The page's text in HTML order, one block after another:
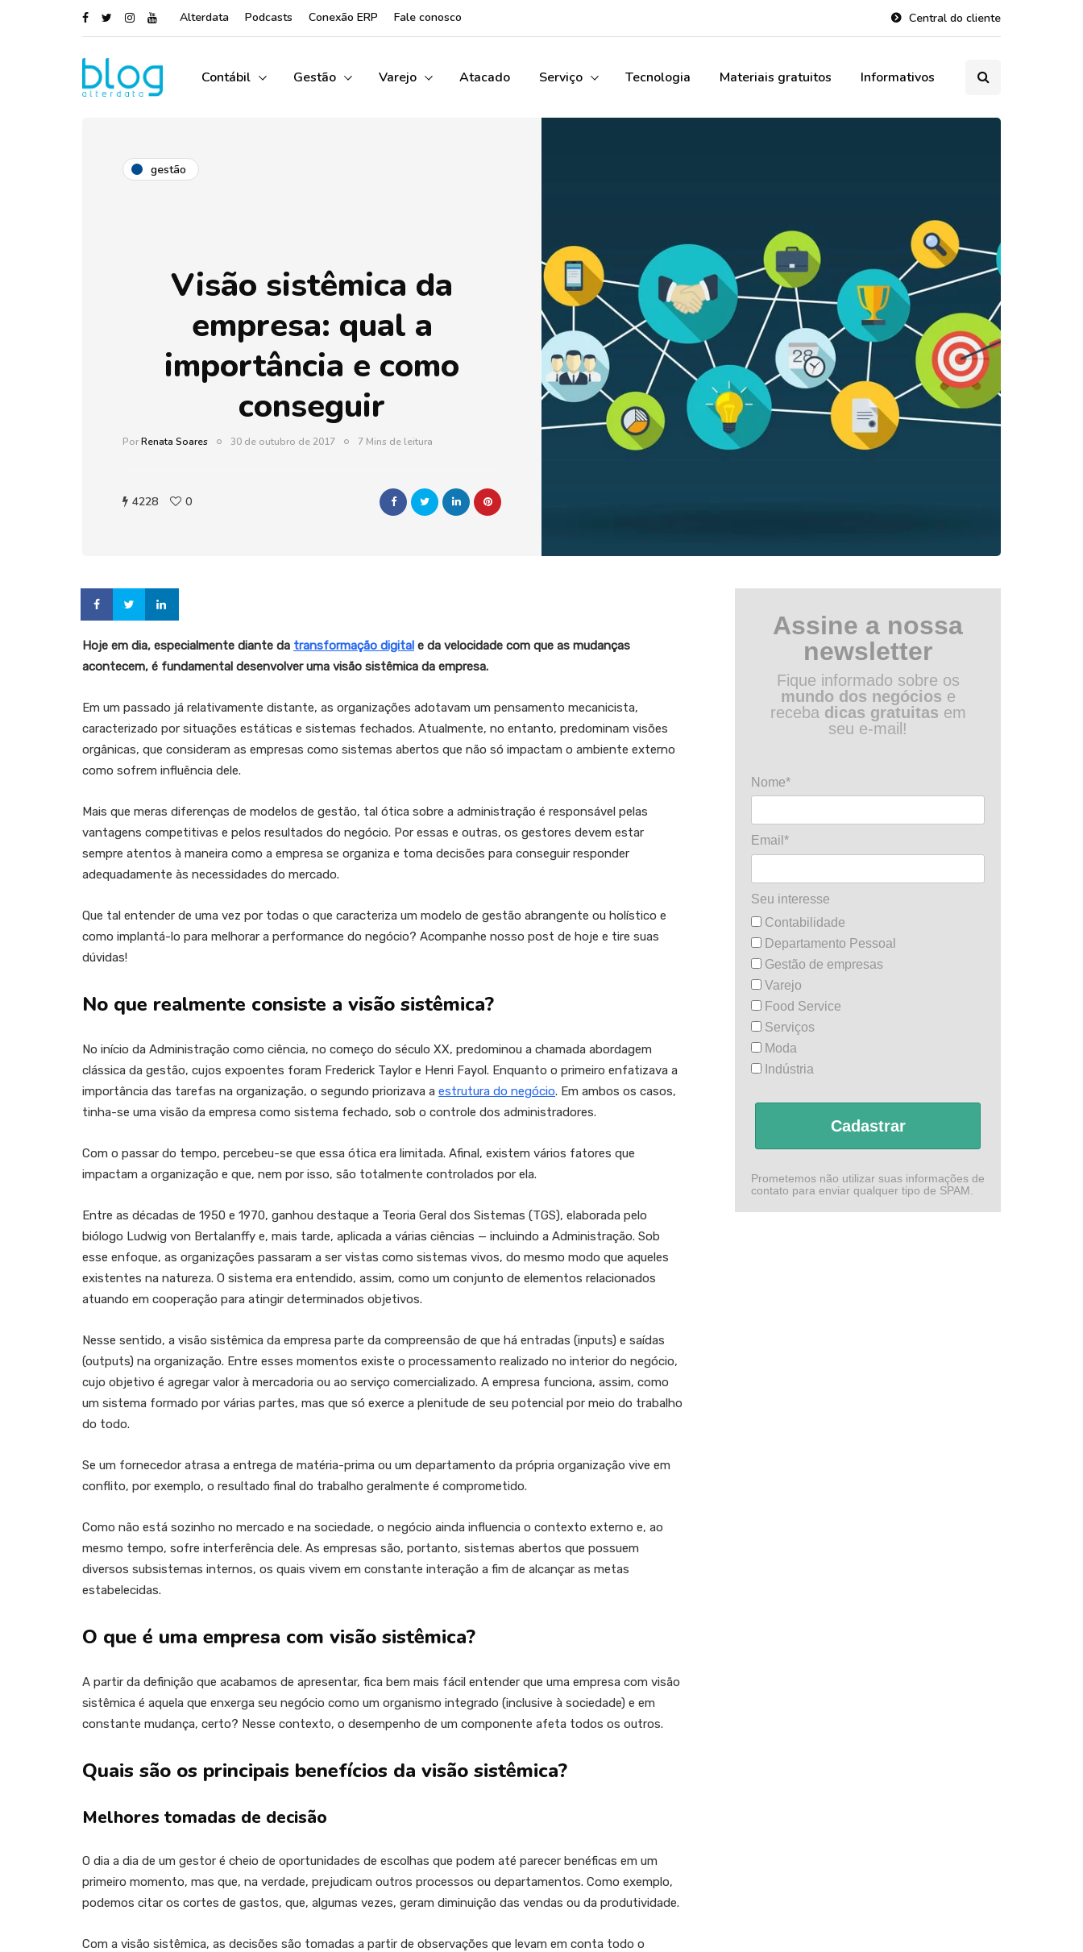
Alterdata Podcasts Conexão ERP Fale conosco Central do cliente
Contábil Gestão Varejo Atacado Serviço Tecnologia Materiais gratuitos Informativos
gestão
Visão sistêmica da
empresa: qual a
importância e como
conseguir
PorRenata Soares 30 de outubro de 2017 7 Mins de leitura
4228 0
Hoje em dia, especialmente diante da transformação digital e da velocidade com que as mudanças
acontecem, é fundamental desenvolver uma visão sistêmica da empresa.
Em um passado já relativamente distante, as organizações adotavam um pensamento mecanicista,
caracterizado por situações estáticas e sistemas fechados. Atualmente, no entanto, predominam visões
orgânicas, que consideram as empresas como sistemas abertos que não só impactam o ambiente externo
como sofrem influência dele.
Mais que meras diferenças de modelos de gestão, tal ótica sobre a administração é responsável pelas
vantagens competitivas e pelos resultados do negócio. Por essas e outras, os gestores devem estar
sempre atentos à maneira como a empresa se organiza e toma decisões para conseguir responder
adequadamente às necessidades do mercado.
Que tal entender de uma vez por todas o que caracteriza um modelo de gestão abrangente ou holístico e
como implantá-lo para melhorar a performance do negócio? Acompanhe nosso post de hoje e tire suas
dúvidas!
No que realmente consiste a visão sistêmica?
No início da Administração como ciência, no começo do século XX, predominou a chamada abordagem
clássica da gestão, cujos expoentes foram Frederick Taylor e Henri Fayol. Enquanto o primeiro enfatizava a
importância das tarefas na organização, o segundo priorizava a estrutura do negócio. Em ambos os casos,
tinha-se uma visão da empresa como sistema fechado, sob o controle dos administradores.
Com o passar do tempo, percebeu-se que essa ótica era limitada. Afinal, existem vários fatores que
impactam a organização e que, nem por isso, são totalmente controlados por ela.
Entre as décadas de 1950 e 1970, ganhou destaque a Teoria Geral dos Sistemas (TGS), elaborada pelo
biólogo Ludwig von Bertalanffy e, mais tarde, aplicada a várias ciências — incluindo a Administração. Sob
esse enfoque, as organizações passaram a ser vistas como sistemas vivos, do mesmo modo que aqueles
existentes na natureza. O sistema era entendido, assim, como um conjunto de elementos relacionados
atuando em cooperação para atingir determinados objetivos.
Nesse sentido, a visão sistêmica da empresa parte da compreensão de que há entradas (inputs) e saídas
(outputs) na organização. Entre esses momentos existe o processamento realizado no interior do negócio,
cujo objetivo é agregar valor à mercadoria ou ao serviço comercializado. A empresa funciona, assim, como
um sistema formado por várias partes, mas que só exerce a plenitude de seu potencial por meio do trabalho
do todo.
Se um fornecedor atrasa a entrega de matéria-prima ou um departamento da própria organização vive em
conflito, por exemplo, o resultado final do trabalho geralmente é comprometido.
Como não está sozinho no mercado e na sociedade, o negócio ainda influencia o contexto externo e, ao
mesmo tempo, sofre interferência dele. As empresas são, portanto, sistemas abertos que possuem
diversos subsistemas internos, os quais vivem em constante interação a fim de alcançar as metas
estabelecidas.
O que é uma empresa com visão sistêmica?
A partir da definição que acabamos de apresentar, fica bem mais fácil entender que uma empresa com visão
sistêmica é aquela que enxerga seu negócio como um organismo integrado (inclusive à sociedade) e em
constante mudança, certo? Nesse contexto, o desempenho de um componente afeta todos os outros.
Quais são os principais benefícios da visão sistêmica?
Melhores tomadas de decisão
O dia a dia de um gestor é cheio de oportunidades de escolhas que podem até parecer benéficas em um
primeiro momento, mas que, na verdade, prejudicam outros processos ou departamentos. Como exemplo,
podemos citar os cortes de gastos, que, algumas vezes, geram diminuição das vendas ou da produtividade.
Com a visão sistêmica, as decisões são tomadas a partir de observações que levam em conta todo o
Assine a nossa
newsletter
Fique informado sobre os
mundo dos negócios e
receba dicas gratuitas em
seu e-mail!
Nome*
Email*
Seu interesse
Contabilidade
Departamento Pessoal
Gestão de empresas
Varejo
Food Service
Serviços
Moda
Indústria
Cadastrar
Prometemos não utilizar suas informações de
contato para enviar qualquer tipo de SPAM.